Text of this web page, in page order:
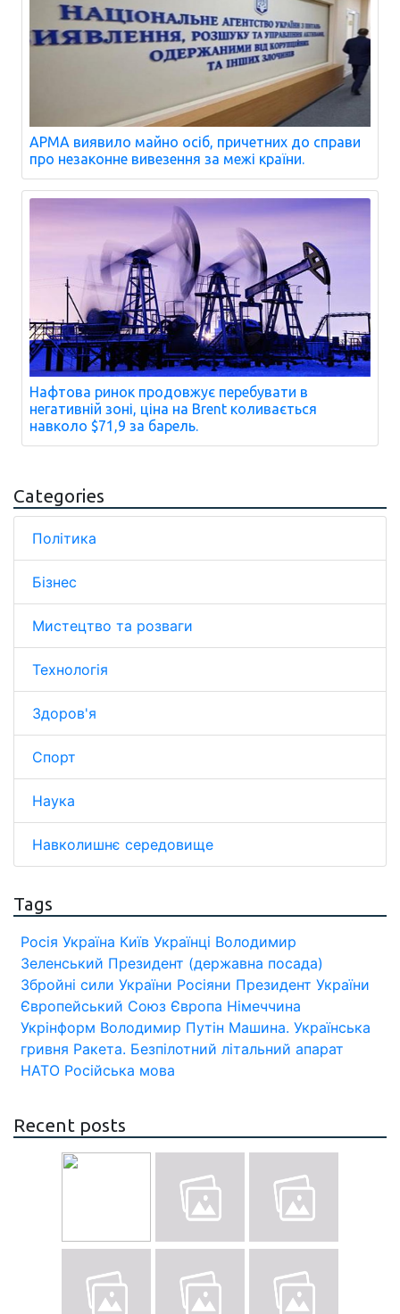
АРМА виявило майно осіб, причетних до справи
про незаконне вивезення за межі країни.
Нафтова ринок продовжує перебувати в
негативній зоні, ціна на Brent коливається
навколо $71,9 за барель.
Categories
Політика
Бізнес
Мистецтво та розваги
Технологія
Здоров'я
Спорт
Наука
Навколишнє середовище
Tags
Росія Україна Київ Українці Володимир
Зеленський Президент (державна посада)
Збройні сили України Росіяни Президент України
Європейський Союз Європа Німеччина
Укрінформ Володимир Путін Машина. Українська
гривня Ракета. Безпілотний літальний апарат
НАТО Російська мова
Recent posts